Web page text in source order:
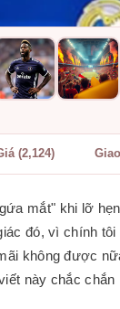
(2,124)
mắt" khi lỡ
đó, vì chính
không được
này chắc chắn